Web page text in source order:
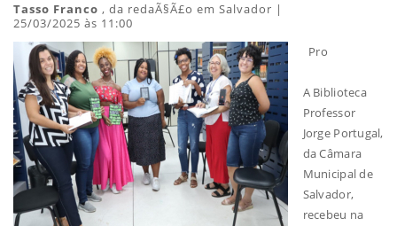
Tasso Franco , da redaÃ§Ã£o em Salvador |
25/03/2025 às 11:00
Pro
A Biblioteca
Professor
Jorge Portugal,
da Câmara
Municipal de
Salvador,
recebeu na